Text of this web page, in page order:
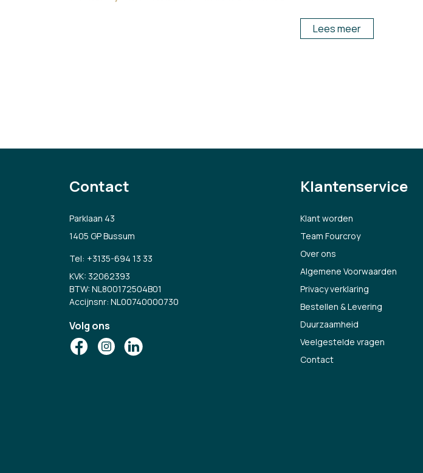
De onderneming heeft
Lees meer
Contact
Parklaan 43
1405 GP Bussum
Tel: +3135-694 13 33
KVK: 32062393
BTW: NL800172504B01
Accijnsnr: NL00740000730
Volg ons
Klantenservice
Klant worden
Team Fourcroy
Over ons
Algemene Voorwaarden
Privacy verklaring
Bestellen & Levering
Duurzaamheid
Veelgestelde vragen
Contact